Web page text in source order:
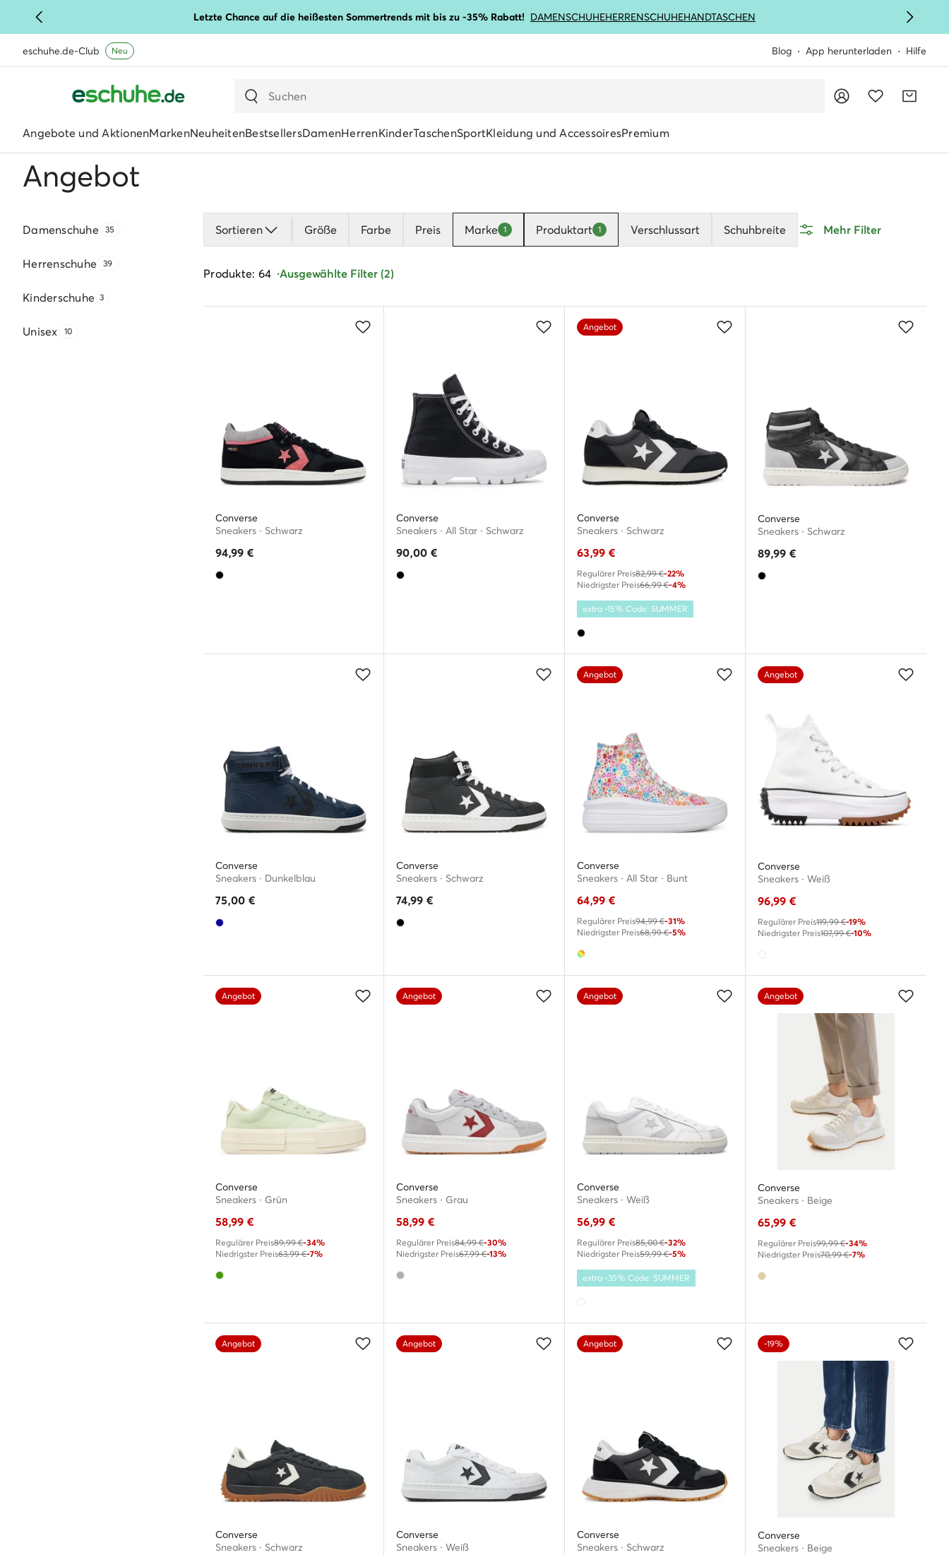
Letzte Chance auf die heißesten Sommertrends mit bis zu -35% Rabatt! DAMENSCHUHEHERRENSCHUHEHANDTASCHEN
eschuhe.de-Club Neu Blog App herunterladen Hilfe
Angebote und AktionenMarkenNeuheitenBestsellersDamenHerrenKinderTaschenSportKleidung und AccessoiresPremium
Angebot
Damenschuhe 35
Herrenschuhe 39
Kinderschuhe 3
Unisex 10
Sortieren Größe Farbe Preis Marke 1 Produktart 1 Verschlussart Schuhbreite Mehr Filter
Produkte: 64 Ausgewählte Filter (2)
Converse
Sneakers · Schwarz
94,99 €
Converse
Sneakers · All Star · Schwarz
90,00 €
Angebot
Converse
Sneakers · Schwarz
63,99 €
Regulärer Preis82,99 €-22%
Niedrigster Preis66,99 €-4%
extra -15% Code: SUMMER
Converse
Sneakers · Schwarz
89,99 €
Converse
Sneakers · Dunkelblau
75,00 €
Converse
Sneakers · Schwarz
74,99 €
Angebot
Converse
Sneakers · All Star · Bunt
64,99 €
Regulärer Preis94,99 €-31%
Niedrigster Preis68,99 €-5%
Angebot
Converse
Sneakers · Weiß
96,99 €
Regulärer Preis119,99 €-19%
Niedrigster Preis107,99 €-10%
Angebot
Converse
Sneakers · Grün
58,99 €
Regulärer Preis89,99 €-34%
Niedrigster Preis63,99 €-7%
Angebot
Converse
Sneakers · Grau
58,99 €
Regulärer Preis84,99 €-30%
Niedrigster Preis67,99 €-13%
Angebot
Converse
Sneakers · Weiß
56,99 €
Regulärer Preis85,00 €-32%
Niedrigster Preis59,99 €-5%
extra -35% Code: SUMMER
Angebot
Converse
Sneakers · Beige
65,99 €
Regulärer Preis99,99 €-34%
Niedrigster Preis70,99 €-7%
Angebot
Converse
Sneakers · Schwarz
Angebot
Converse
Sneakers · Weiß
Angebot
Converse
Sneakers · Schwarz
-19%
Converse
Sneakers · Beige